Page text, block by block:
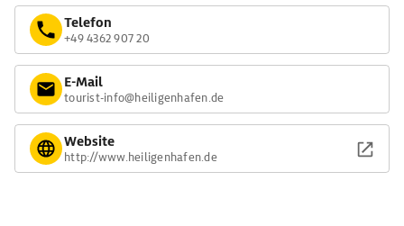
Telefon
+49 4362 907 20
E-Mail
tourist-info@heiligenhafen.de
Website
http://www.heiligenhafen.de